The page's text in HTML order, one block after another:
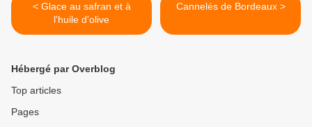
< Glace au safran et à
l'huile d'olive
Cannelés de Bordeaux >
Hébergé par Overblog
Top articles
Pages